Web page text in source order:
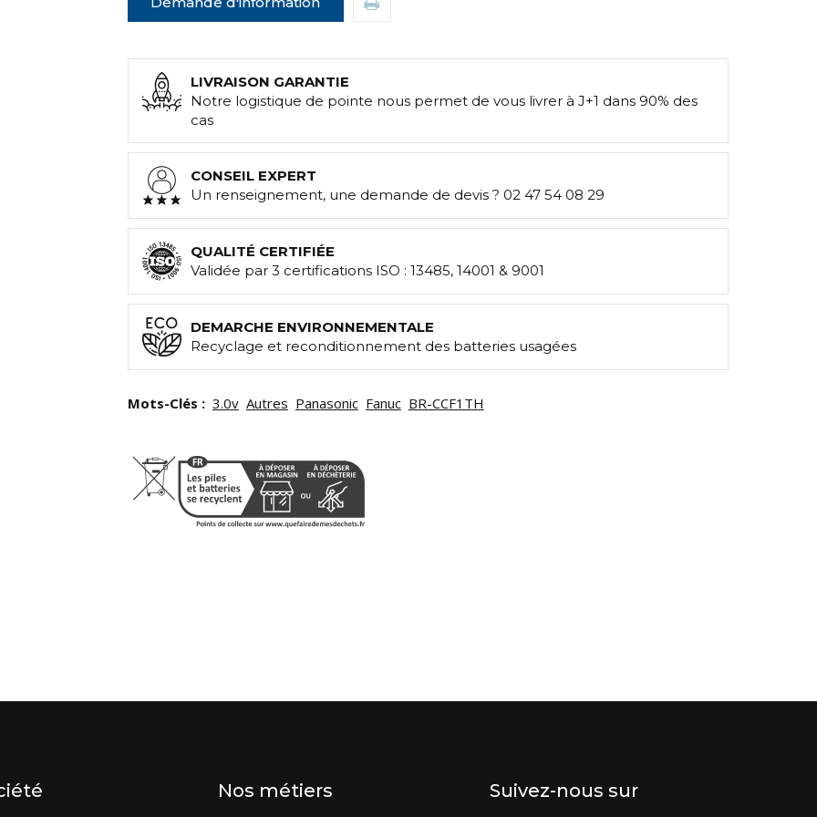
LIVRAISON GARANTIE
Notre logistique de pointe nous permet de vous livrer à J+1 dans 90% des
cas
CONSEIL EXPERT
Un renseignement, une demande de devis ? 02 47 54 08 29
QUALITÉ CERTIFIÉE
Validée par 3 certifications ISO : 13485, 14001 & 9001
DEMARCHE ENVIRONNEMENTALE
Recyclage et reconditionnement des batteries usagées
Mots-Clés : 3.0v Autres Panasonic Fanuc BR-CCF1TH
Nos métiers Suivez-nous sur